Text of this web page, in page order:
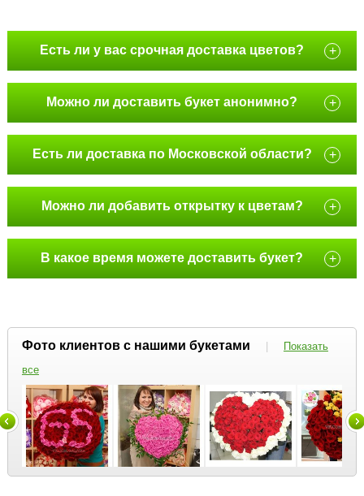
Есть ли у вас срочная доставка цветов? +
Можно ли доставить букет анонимно? +
Есть ли доставка по Московской области? +
Можно ли добавить открытку к цветам? +
В какое время можете доставить букет? +
Фото клиентов с нашими букетами |
Показать
все